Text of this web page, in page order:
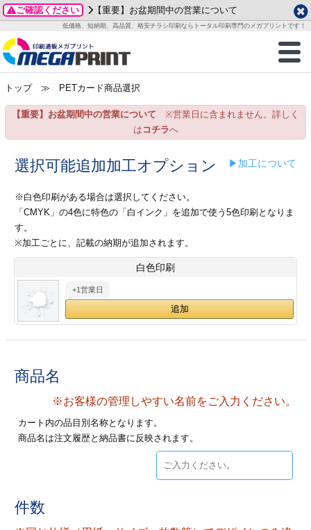
ご確認ください 【重要】お盆期間中の営業について
低価格、短納期、高品質、格安チラシ印刷ならトータル印刷専門のメガプリントです！
商品一覧
グッズ
ステッカー
ックカード印刷
業ツール印刷
ィ・販促グッズ
＆盛り上げ印刷
イズ
ご利用ガイド
お客様へ
いて
方法
/送料について
刷
カード印刷
ックカード名刺
ムカード
印刷
型マル型印刷
ー印刷
ード印刷
印刷
フォルダー
データ作成ガイド
成前に
ガイド
加工指示ガイド
テンプレート
ード印刷
名刺印刷
ックカード
ード印刷
刷
印刷
印刷
形マル型
刷
印刷
一覧
わせ
り
プル請求
2026年 8月
月
火 水 木 金
土
3
4 5 6 7
8
15
24
25 26 27
29
2026年 9月
月
1
2 3 4
5
12
14
15 17
22 23 24 25
26
28
29 30
トップ≫ PETカード商品選択
【重要】お盆期間中の営業について ※営業日に含まれません。詳しく
は コチラへ
選択可能追加加工オプション ▶加工について
※白色印刷がある場合は選択してください。
「CMYK」の4色に特色の「白インク」を追加で使う5色印刷となりま
す。
※加工ごとに、記載の納期が追加されます。
白色印刷
+1営業日
商品名
※お客様の管理しやすい名前をご入力ください。
カート内の品目別名称となります。
商品名は注文履歴と納品書に反映されます。
件数